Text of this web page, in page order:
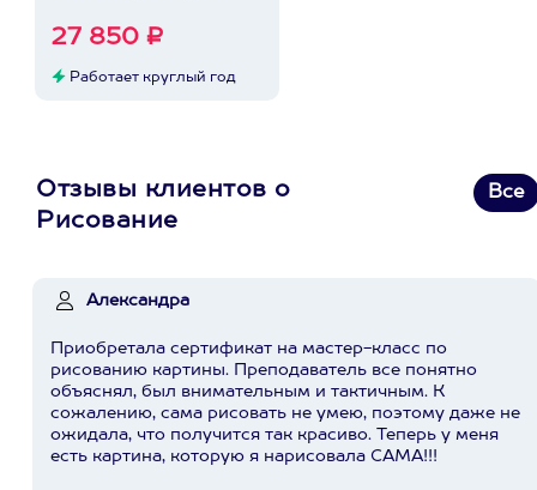
27 850 ₽
Работает круглый год
Отзывы клиентов о
Рисование
Все
Александра
Приобретала сертификат на мастер-класс по
рисованию картины. Преподаватель все понятно
объяснял, был внимательным и тактичным. К
сожалению, сама рисовать не умею, поэтому даже не
ожидала, что получится так красиво. Теперь у меня
есть картина, которую я нарисовала САМА!!!